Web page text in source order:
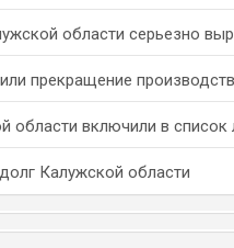
области серьезно
прекращение
области включили в список
Калужской области